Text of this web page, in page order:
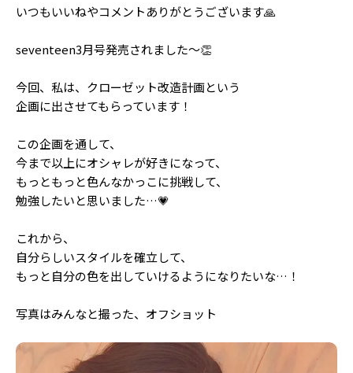
新規会員登録・ログイン
いつもいいねやコメントありがとうございます🙏
seventeen3月号発売されました〜👏
今回、私は、クローゼット改造計画という
企画に出させてもらっています！
この企画を通して、
今まで以上にオシャレが好きになって、
もっともっと色んなかっこに挑戦して、
勉強したいと思いました…💗
これから、
自分らしいスタイルを確立して、
もっと自分の色を出していけるようになりたいな…！
写真はみんなと撮った、オフショット